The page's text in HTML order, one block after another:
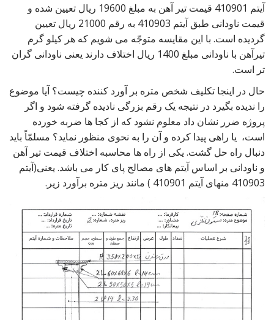
آیتم 410901 قیمت تیر آهن به مبلغ 19600 ریال تعیین شده و
قیمت ناودانی طبق آیتم 410903 به رقم 21000 ریال تعیین
گردیده است. با این مقایسه متوجّه می شویم که هر کیلو گرم
تیرآهن با ناودانی مبلغ 1400 ریال اختلاف دارند یعنی ناودانی گران
تر است.
حال در اینجا تکلیف شخص متره بر آورد کننده چیست؟ آیا موضوع
را ندیده بگیرد در نتیجه یک رقم بزرگی نادیده گرفته شود و اگر
پروژه ضرر نشان داد معلوم نشود که از کجا ها ضربه خورده
است، یا راهی پیدا کرده و آن را به نحوی منظور نماید؟ مسلمّاً باید
دنبال راه حل گشت. یکی از راه ها محاسبه اختلاف قیمت تیر آهن
و ناودانی بر اساس آیتم های مصالح پای کار می باشد. یعنی(آیتم
410903 منهای آیتم 410901 ) مانند ریز متره برآورد زیر.